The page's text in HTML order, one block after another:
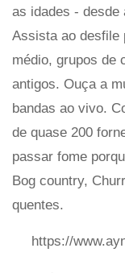
as idades - desde
Assista ao desfile
médio, grupos de
antigos. Ouça a
bandas ao vivo.
de quase 200
passar fome
Bog country,
quentes.
https://